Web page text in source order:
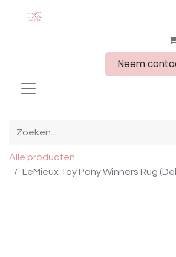
Neem
Alle producten
LeMieux Toy Pony Winners Rug